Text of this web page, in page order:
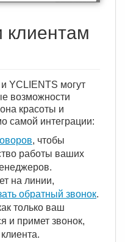
клиентам
YCLIENTS могут
возможности
красоты и
самой интеграции:
, чтобы
работы ваших
на линии,
обратный звонок.
только ваш
и примет звонок,